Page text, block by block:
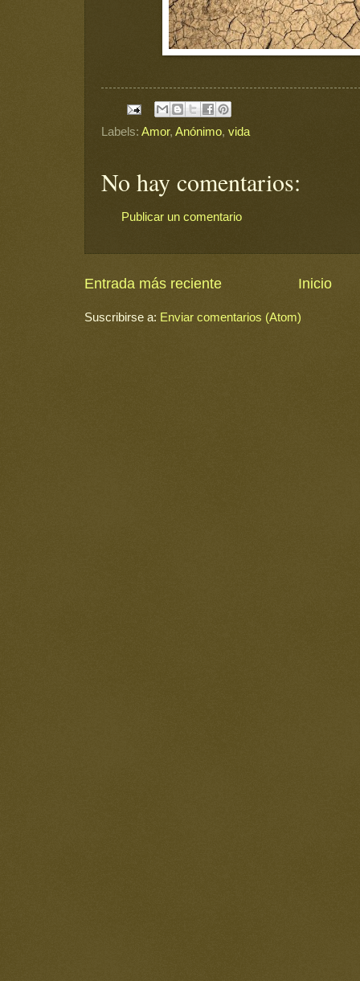
Labels: Amor, Anónimo, vida
No hay comentarios:
Publicar un comentario
Entrada más reciente Inicio
Suscribirse a: Enviar comentarios (Atom)